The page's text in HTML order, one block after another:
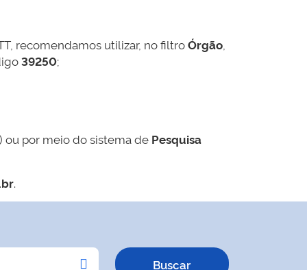
recomendamos utilizar, no filtroÓrgão
39250;
ou por meio do sistema de Pesquisa
.